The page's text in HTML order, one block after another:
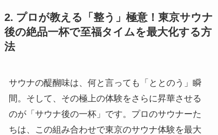
2. プロが教える「整う」極意！東京サウナ
後の絶品一杯で至福タイムを最大化する方
法
サウナの醍醐味は、何と言っても「ととのう」瞬
間。そして、その極上の体験をさらに昇華させる
のが「サウナ後の一杯」です。プロのサウナーた
ちは、この組み合わせで東京のサウナ体験を最大